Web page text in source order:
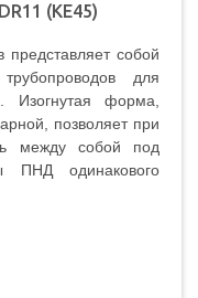
(KE45)
представляет собой
для
Изогнутая форма,
позволяет при
между собой под
ПНД одинакового